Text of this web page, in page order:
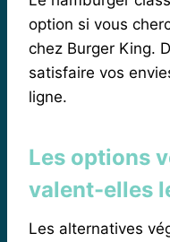
option si vous
chez Burger King.
satisfaire vos
ligne.
Les options
valent-elles
Les alternatives